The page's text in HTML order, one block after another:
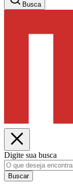
Busca
Digite sua busca
Buscar